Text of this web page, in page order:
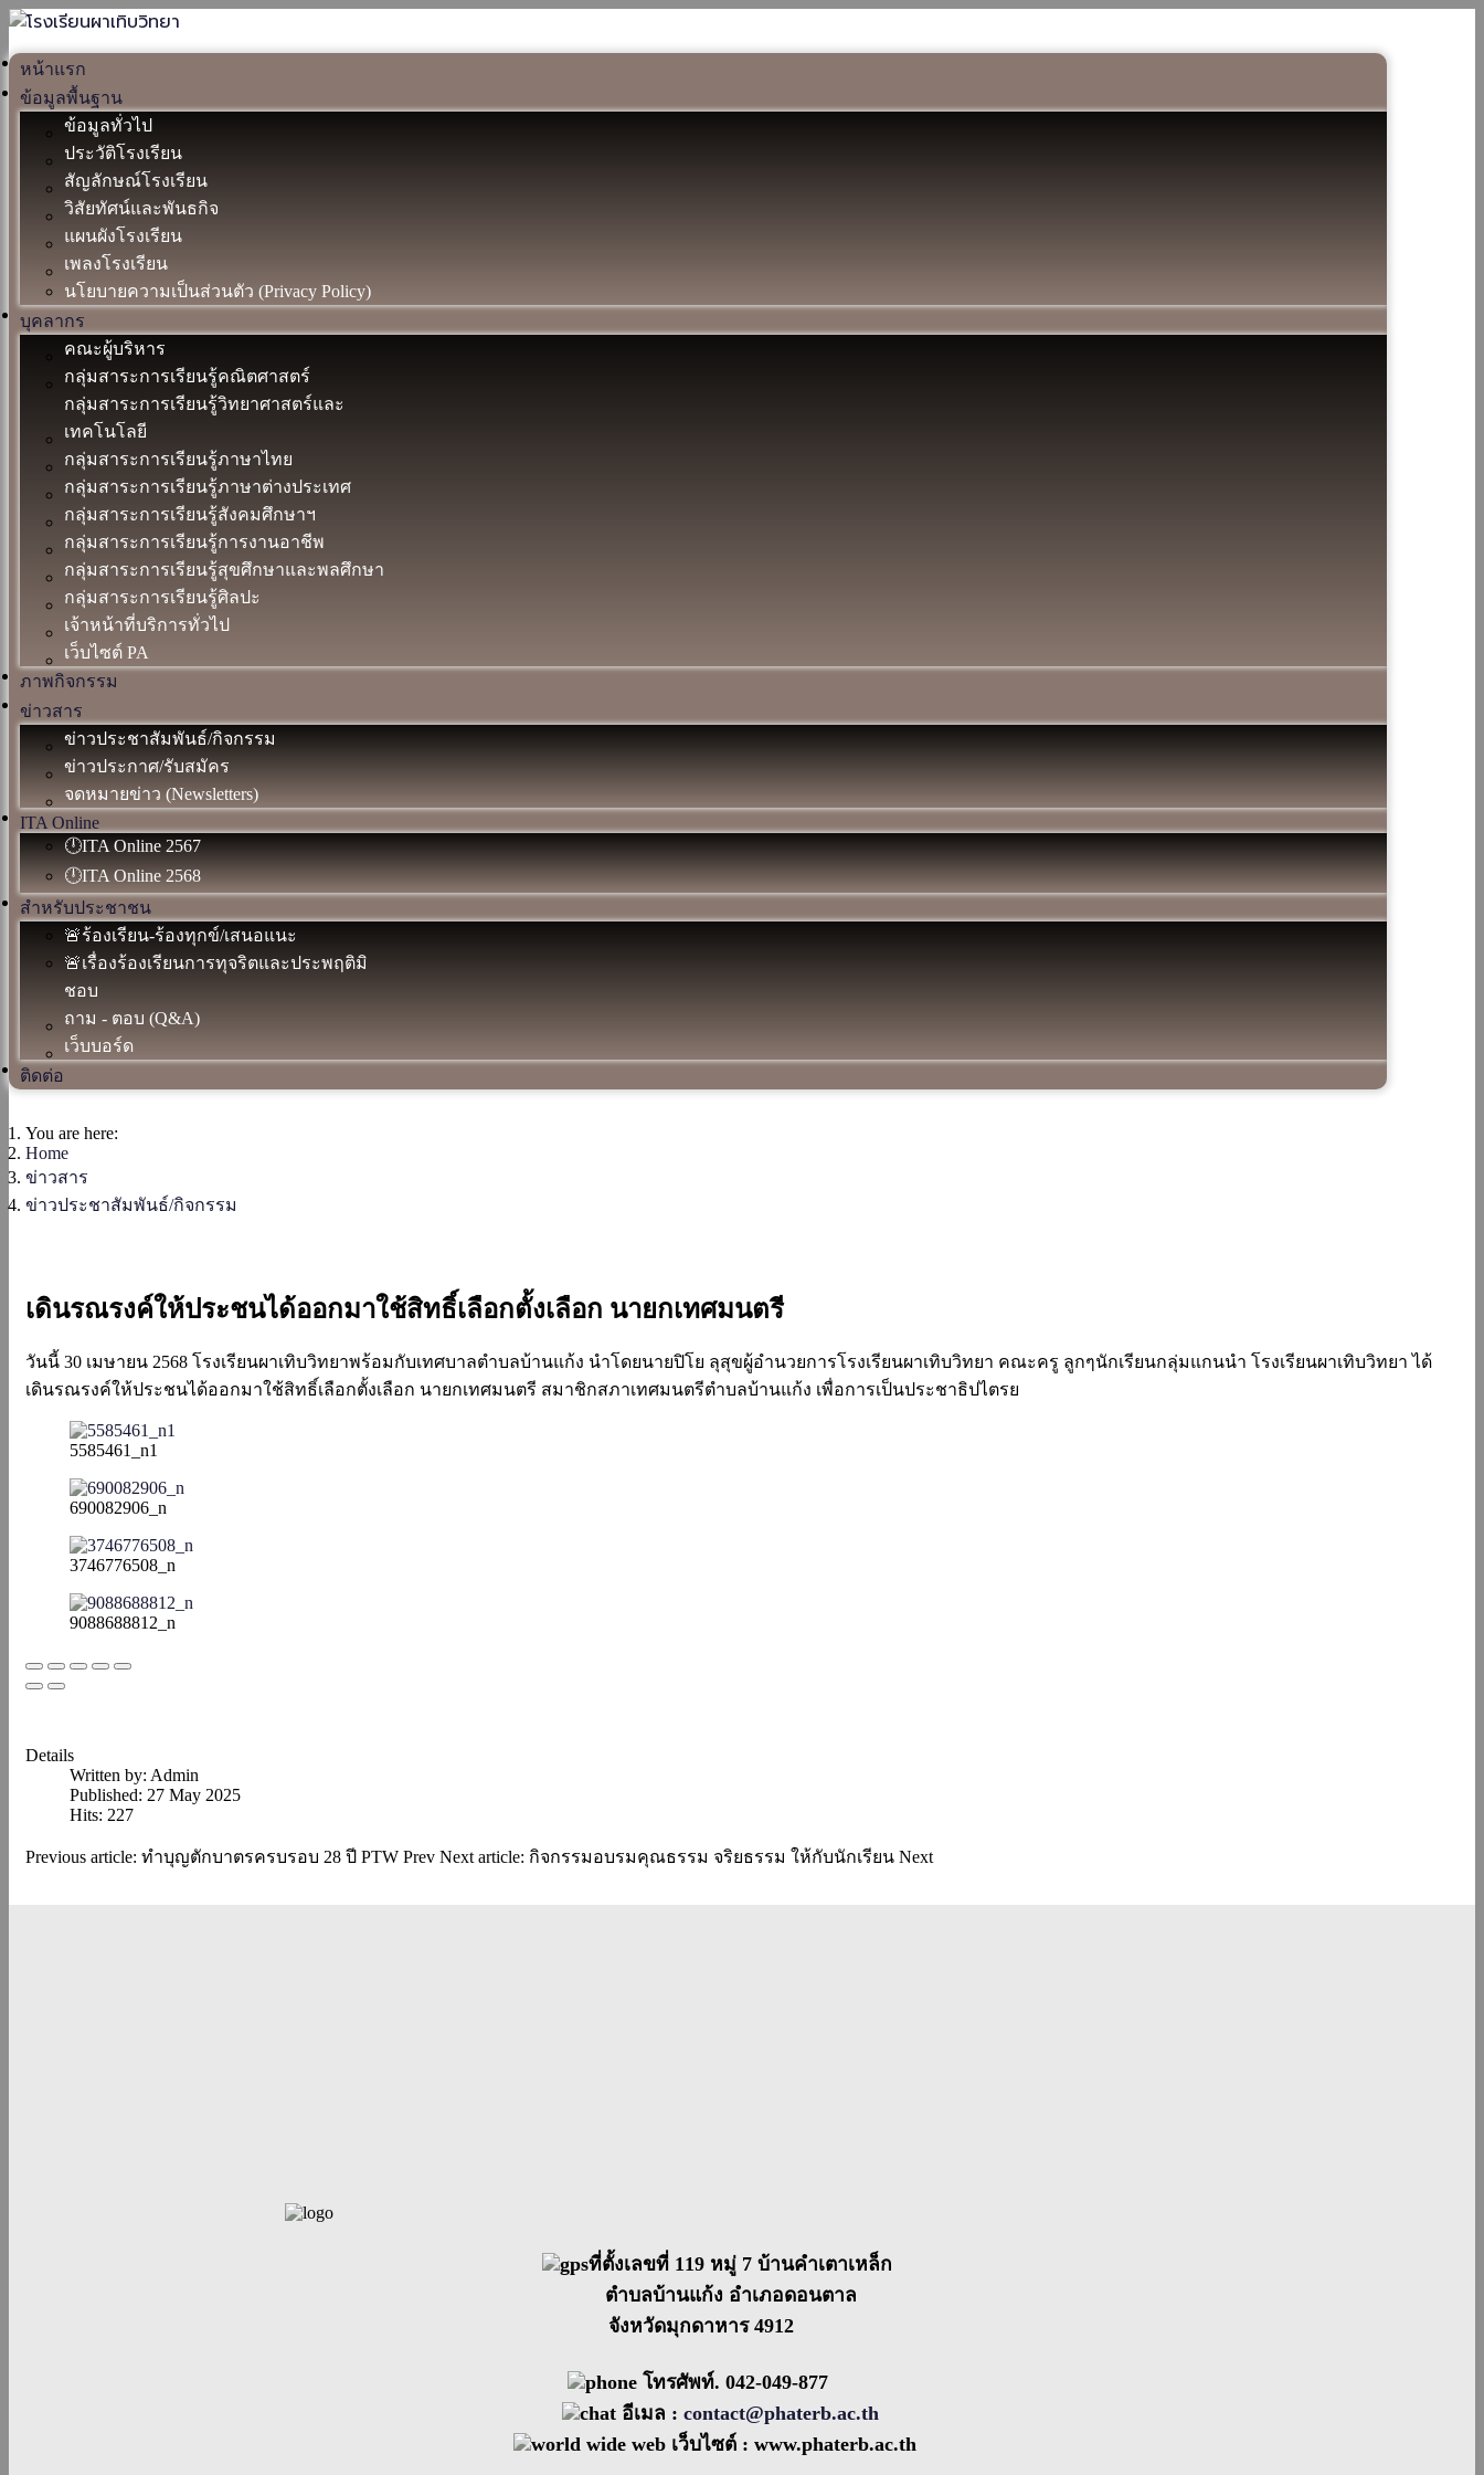
หน้าแรก
ข้อมูลพื้นฐาน
ข้อมูลทั่วไป
ประวัติโรงเรียน
สัญลักษณ์โรงเรียน
วิสัยทัศน์และพันธกิจ
แผนผังโรงเรียน
เพลงโรงเรียน
นโยบายความเป็นส่วนตัว (Privacy Policy)
บุคลากร
คณะผู้บริหาร
กลุ่มสาระการเรียนรู้คณิตศาสตร์
กลุ่มสาระการเรียนรู้วิทยาศาสตร์และ
เทคโนโลยี
กลุ่มสาระการเรียนรู้ภาษาไทย
กลุ่มสาระการเรียนรู้ภาษาต่างประเทศ
กลุ่มสาระการเรียนรู้สังคมศึกษาฯ
กลุ่มสาระการเรียนรู้การงานอาชีพ
กลุ่มสาระการเรียนรู้สุขศึกษาและพลศึกษา
กลุ่มสาระการเรียนรู้ศิลปะ
เจ้าหน้าที่บริการทั่วไป
เว็บไซต์ PA
ภาพกิจกรรม
ข่าวสาร
ข่าวประชาสัมพันธ์/กิจกรรม
ข่าวประกาศ/รับสมัคร
จดหมายข่าว (Newsletters)
ITA Online
🕛ITA Online 2567
🕛ITA Online 2568
สำหรับประชาชน
🚨ร้องเรียน-ร้องทุกข์/เสนอแนะ
🚨เรื่องร้องเรียนการทุจริตและประพฤติมิ
ชอบ
ถาม - ตอบ (Q&A)
เว็บบอร์ด
ติดต่อ
You are here:
Home
ข่าวสาร
ข่าวประชาสัมพันธ์/กิจกรรม
เดินรณรงค์ให้ประชนได้ออกมาใช้สิทธิ์เลือกตั้งเลือก นายกเทศมนตรี
วันนี้ 30 เมษายน 2568 โรงเรียนผาเทิบวิทยาพร้อมกับเทศบาลตำบลบ้านแก้ง นำโดยนายปิโย ลุสุขผู้อำนวยการโรงเรียนผาเทิบวิทยา คณะครู ลูกๆนักเรียนกลุ่มแกนนำ โรงเรียนผาเทิบวิทยา ได้
เดินรณรงค์ให้ประชนได้ออกมาใช้สิทธิ์เลือกตั้งเลือก นายกเทศมนตรี สมาชิกสภาเทศมนตรีตำบลบ้านแก้ง เพื่อการเป็นประชาธิปไตรย
5585461_n1
690082906_n
3746776508_n
9088688812_n
Details
Written by: Admin
Published: 27 May 2025
Hits: 227
Previous article: ทำบุญตักบาตรครบรอบ 28 ปี PTW Prev Next article: กิจกรรมอบรมคุณธรรม จริยธรรม ให้กับนักเรียน Next
ที่ตั้งเลขที่ 119 หมู่ 7 บ้านคำเตาเหล็ก
ตำบลบ้านแก้ง อำเภอดอนตาล
จังหวัดมุกดาหาร 4912
โทรศัพท์. 042-049-877
อีเมล : contact@phaterb.ac.th
เว็บไซต์ : www.phaterb.ac.th